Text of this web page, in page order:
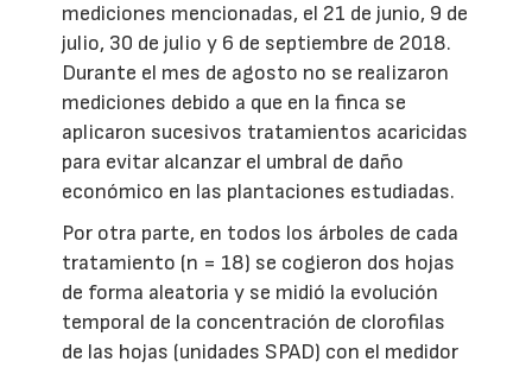
mediciones mencionadas, el 21 de junio, 9 de
julio, 30 de julio y 6 de septiembre de 2018.
Durante el mes de agosto no se realizaron
mediciones debido a que en la finca se
aplicaron sucesivos tratamientos acaricidas
para evitar alcanzar el umbral de daño
económico en las plantaciones estudiadas.
Por otra parte, en todos los árboles de cada
tratamiento (n = 18) se cogieron dos hojas
de forma aleatoria y se midió la evolución
temporal de la concentración de clorofilas
de las hojas (unidades SPAD) con el medidor